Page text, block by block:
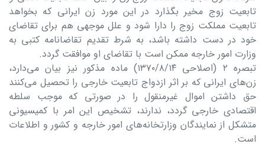
تابعیت زوج مخیر بگذارد در این مورد زن ایرانی که بخواهد
تابعیت مملکت زوج را دارا شود و علل موجهی هم برای تقاضای
خود در دست داشته باشد، به شرط تقدیم تقاضانامه کتبی به
وزارت امور خارجه ممکن است با تقاضای او موافقت گردد.
تبصره ۲ (اصلاحی ۱۳۷۰/۸/۱۴) ماده مذکور نیز بیان می‌دارد،
زن‌های ایرانی که بر اثر ازدواج تابعیت خارجی را تحصیل می‌کنند
حق داشتن اموال غیرمنقول را در صورتی که موجب سلطه
اقتصادی خارجی گردد، ندارند، تشخیص این امر با کمیسیونی
متشکل از نمایندگان وزارتخانه‌های امور خارجه و کشور و اطلاعات
است.